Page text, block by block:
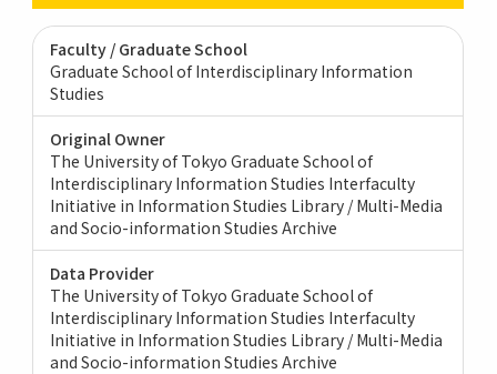
Faculty / Graduate School
Graduate School of Interdisciplinary Information
Studies
Original Owner
The University of Tokyo Graduate School of
Interdisciplinary Information Studies Interfaculty
Initiative in Information Studies Library / Multi-Media
and Socio-information Studies Archive
Data Provider
The University of Tokyo Graduate School of
Interdisciplinary Information Studies Interfaculty
Initiative in Information Studies Library / Multi-Media
and Socio-information Studies Archive